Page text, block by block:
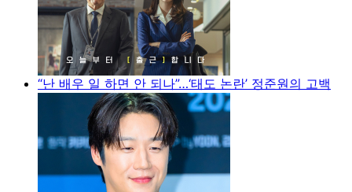
“난 배우 일 하면 안 되나”…‘태도 논란’ 정준원의 고백